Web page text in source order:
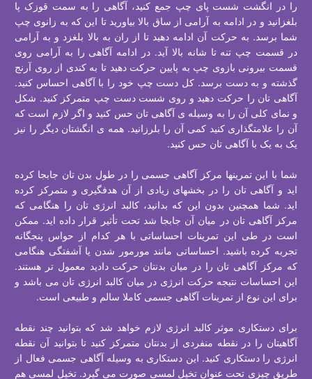
را در انگشت شست پای چپ جمع کنید، آگاهی را به سمت قوزک پا
بلغزانید و در ادامه به آرامی از ساق بالا بیاورید تا این که به زانوی چپ
شما برسد. به حرکت آن ادامه دهید تا از ران به بالا بلغزد و به آرامی
در قسمت چپ تنه تا شانه بالا آید. در ادامه آگاهی را به آرامی روی
قسمت بیرونی بازوی چپ به پایین حرکت دهید تا به کندی از روی آرنج
گذشته و به دست برسد. کل دست چپ خود را با آگاهی احساس کنید.
آگاهی تان را حرکت دهید و روی شست دست چپ متمرکز کنید. شکل
و نمای کلی آن را به وسیله ی آگاهی تان حس کنید و اگر لازم است که
آن را علامتگذاری کنید کمی آن را بلرزانید. همه ی انگشتان دیگر را نیز
یک به یک با آگاهی تان حس کنید.
شما با این تمرینها مرکز آگاهی جسمی را در طول بدن تان جابجا کرده
اید و آگاهی تان را در بخشهای زیادی از آن هدفگیری و متمرکز کرده
اید. شما همچنین بدون این که بدانید، کالبد انرژی تان را هنگامی که
مرکز آگاهی تان در میان آن جابجا شد تحت تأثیر قرار داده اید. ممکن
است در طی این تمرینات احساساتی با هر کدام از حواس پنجگانه
تجربه کرده باشید. احساساتی مانند مورمور شدن یا آشفتگی هنگامی
که مرکز آگاهی تان را در میان بدنتان حرکت دادید معمول تر هستند.
این احساسات نتیجه حرکت انرژی در میان کالبد انرژی تان می باشد و
برای این نوع از تمرینات آگاهی جسمی کاملا سالم و طبیعی است.
برای دستکاری موثر کالبد انرژی لازم خواهد شد که بتوانید چند نقطه
آگاهیتان را در نقطه منفردی از بدنتان متمرکز کنید تا بتوانید آن نقطه
انرژی را دستکاری کنید. این دستکاری به وسیله آگاهی جسمی فعال از
طریق چیزی تحت عنوان تخیل لمسی صورت می گیرد. تخیل لمسی هم